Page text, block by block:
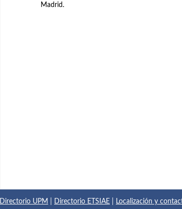
Madrid.
Directorio UPM Directorio ETSIAE Localización y